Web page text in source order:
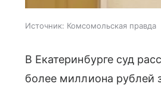
Источник: Комсомольская правда
В Екатеринбурге суд
более миллиона рублей